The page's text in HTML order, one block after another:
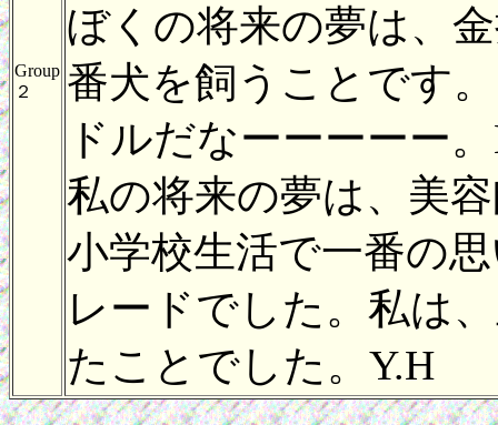
Group
２
ぼくの将来の夢は、
番犬を飼うことです
ドルだなーーーーー
私の将来の夢は、美
小学校生活で一番の
レードでした。私は
たことでした。Y.H